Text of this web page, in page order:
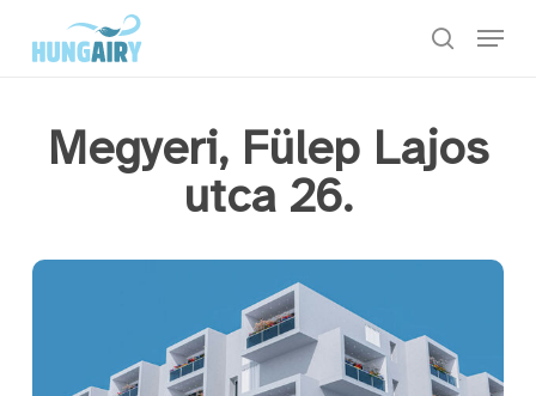
keresés
Menu
Megyeri, Fülep Lajos
utca 26.